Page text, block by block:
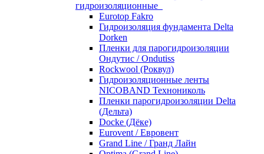
гидроизоляционные
Eurotop Fakro
Гидроизоляция фундамента Delta
Dorken
Пленки для парогидроизоляции
Ондутис / Ondutiss
Rockwool (Роквул)
Гидроизоляционные ленты
NICOBAND Технониколь
Пленки парогидроизоляции Delta
(Дельта)
Docke (Дёке)
Eurovent / Евровент
Grand Line / Гранд Лайн